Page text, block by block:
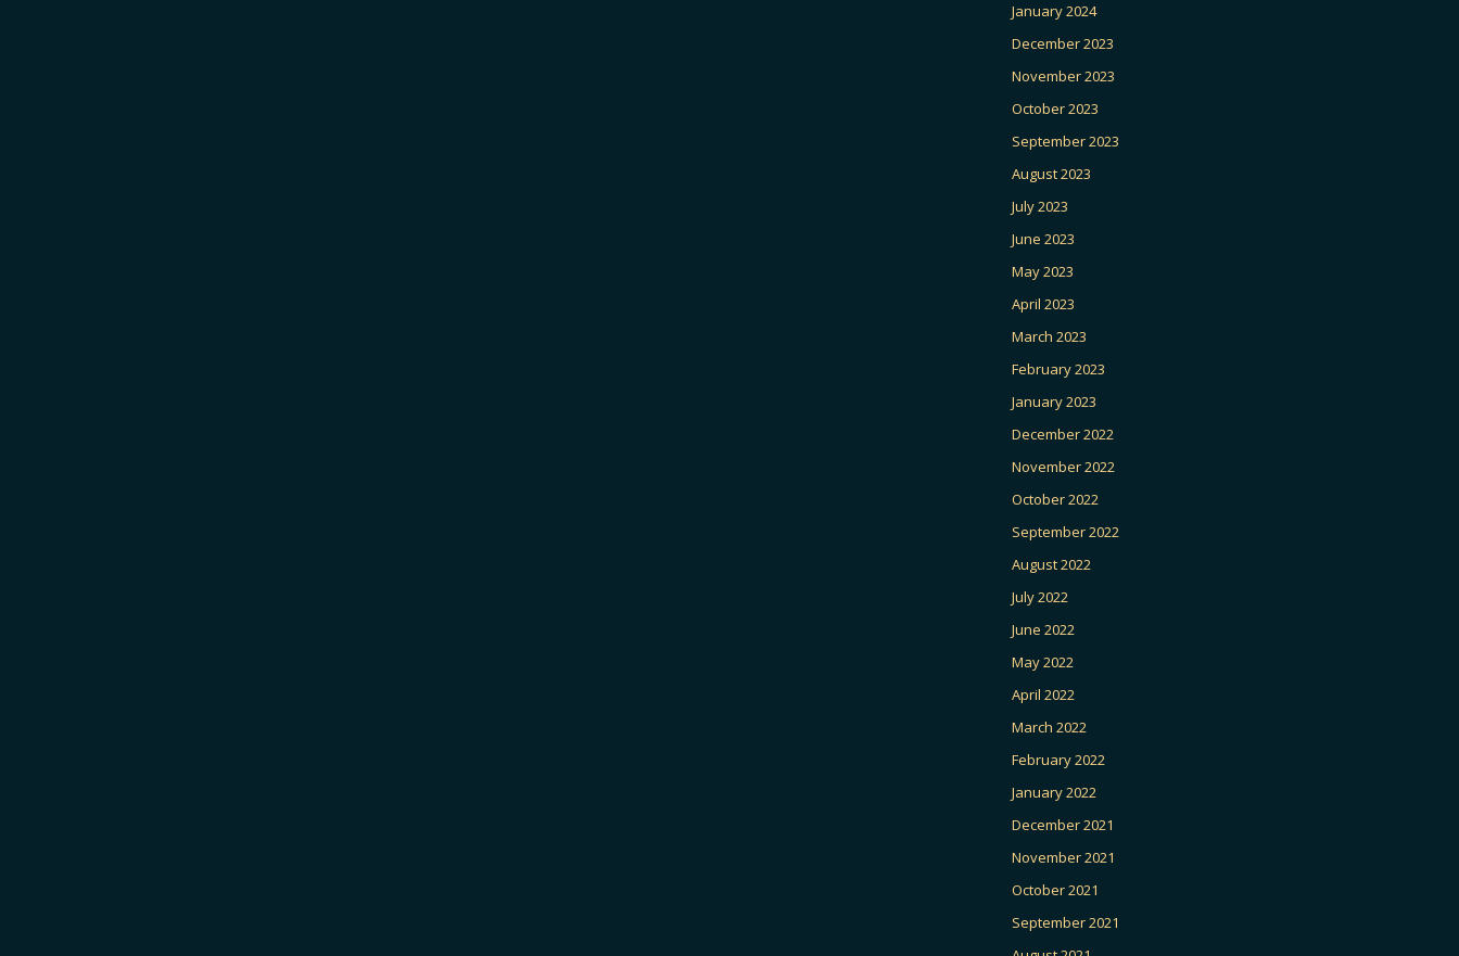
January 2024
December 2023
November 2023
October 2023
September 2023
August 2023
July 2023
June 2023
May 2023
April 2023
March 2023
February 2023
January 2023
December 2022
November 2022
October 2022
September 2022
August 2022
July 2022
June 2022
May 2022
April 2022
March 2022
February 2022
January 2022
December 2021
November 2021
October 2021
September 2021